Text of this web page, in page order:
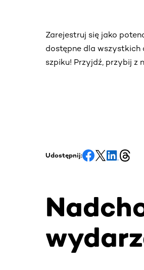
Zarejestruj się jako
dostępne dla wszystkich
szpiku! Przyjdź, przybij z
Udostępnij: